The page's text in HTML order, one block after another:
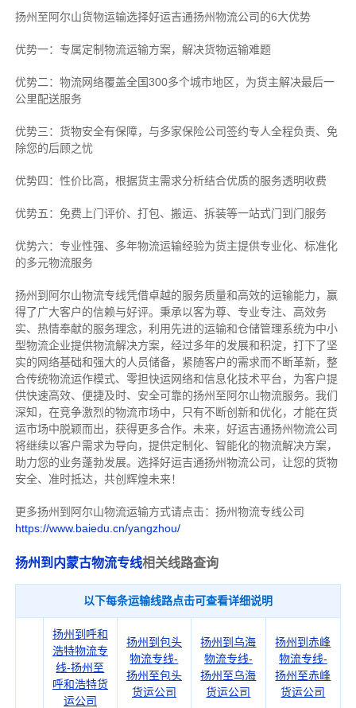
扬州至阿尔山货物运输选择好运吉通扬州物流公司的6大优势
优势一：专属定制物流运输方案，解决货物运输难题
优势二：物流网络覆盖全国300多个城市地区，为货主解决最后一
公里配送服务
优势三：货物安全有保障，与多家保险公司签约专人全程负责、免
除您的后顾之忧
优势四：性价比高，根据货主需求分析结合优质的服务透明收费
优势五：免费上门评价、打包、搬运、拆装等一站式门到门服务
优势六：专业性强、多年物流运输经验为货主提供专业化、标准化
的多元物流服务
扬州到阿尔山物流专线凭借卓越的服务质量和高效的运输能力，赢
得了广大客户的信赖与好评。 秉承以客为尊、专业专注、高效务
实、热情奉献的服务理念，利用先进的运输和仓储管理系统为中小
型物流企业提供物流解决方案，经过多年的发展和积淀，打下了坚
实的网络基础和强大的人员储备，紧随客户的需求而不断革新，整
合传统物流运作模式、零担快运网络和信息化技术平台，为客户提
供快速高效、便捷及时、安全可靠的扬州至阿尔山物流服务。 我们
深知，在竞争激烈的物流市场中，只有不断创新和优化，才能在货
运市场中脱颖而出，获得更多合作。 未来，好运吉通扬州物流公司
将继续以客户需求为导向，提供定制化、智能化的物流解决方案，
助力您的业务蓬勃发展。选择好运吉通扬州物流公司，让您的货物
安全、准时抵达，共创辉煌未来！
更多扬州到阿尔山物流运输方式请点击：扬州物流专线公司
https://www.baiedu.cn/yangzhou/
扬州到内蒙古物流专线相关线路查询
以下每条运输线路点击可查看详细说明
扬州到呼和
浩特物流专
线-扬州至
呼和浩特货
运公司
扬州到包头
物流专线-
扬州至包头
货运公司
扬州到乌海
物流专线-
扬州至乌海
货运公司
扬州到赤峰
物流专线-
扬州至赤峰
货运公司